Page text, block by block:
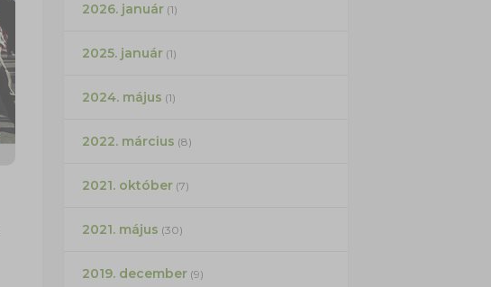
2026. január(1)
2025. január(1)
2024. május (1)
2022. március (8)
2021. október(7)
2021. május (30)
2019. december(9)